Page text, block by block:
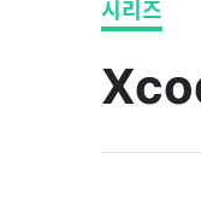
시리즈